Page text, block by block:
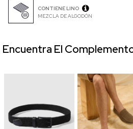
CONTIENE LINO
MEZCLA DE ALGODÓN
Encuentra El